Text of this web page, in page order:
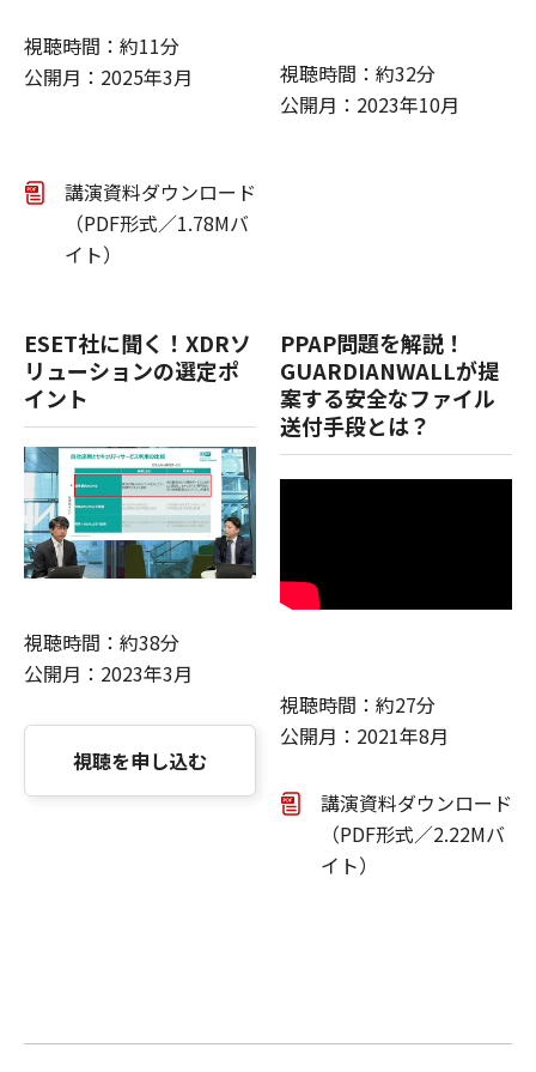
視聴時間：約11分
公開月：2025年3月
講演資料ダウンロード
（PDF形式／1.78Mバ
イト）
視聴時間：約32分
公開月：2023年10月
ESET社に聞く！XDRソ
リューションの選定ポ
イント
視聴時間：約38分
公開月：2023年3月
視聴を申し込む
PPAP問題を解説！
GUARDIANWALLが提
案する安全なファイル
送付手段とは？
視聴時間：約27分
公開月：2021年8月
講演資料ダウンロード
（PDF形式／2.22Mバ
イト）